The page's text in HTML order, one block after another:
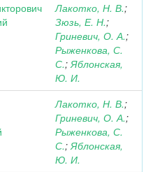
Лакотко, Н. В.;
Зюзь, Е. Н.;
Гриневич, О. А.;
Рыженкова, С.
С.;Яблонская,
Ю. И.
Лакотко, Н. В.;
Гриневич, О. А.;
Рыженкова, С.
С.;Яблонская,
Ю. И.